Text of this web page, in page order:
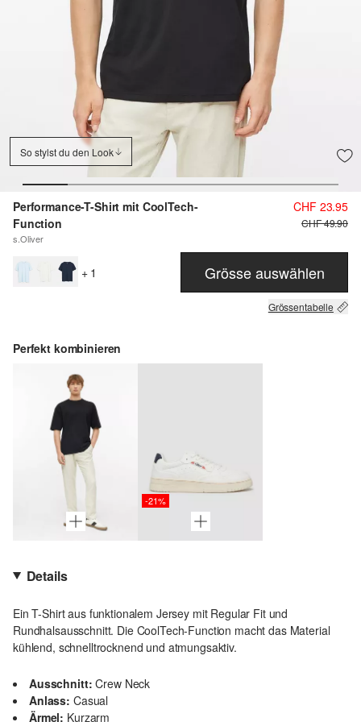
So stylst du den Look
Performance-T-Shirt mit CoolTech-
Function
s.Oliver
CHF 23.95
CHF 49.90
+ 1 Grösse auswählen
Grössentabelle
Perfekt kombinieren
-21%
Details
Ein T-Shirt aus funktionalem Jersey mit Regular Fit und
Rundhalsausschnitt. Die CoolTech-Function macht das Material
kühlend, schnelltrocknend und atmungsaktiv.
Ausschnitt: Crew Neck
Anlass: Casual
Ärmel: Kurzarm